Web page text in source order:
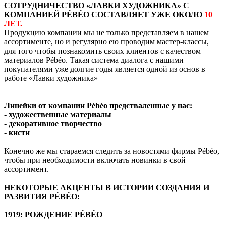
СОТРУДНИЧЕСТВО «ЛАВКИ ХУДОЖНИКА» С
КОМПАНИЕЙ PÉBÉO СОСТАВЛЯЕТ УЖЕ ОКОЛО 10
ЛЕТ.
Продукцию компании мы не только представляем в нашем
ассортименте, но и регулярно ею проводим мастер-классы,
для того чтобы познакомить своих клиентов с качеством
материалов Pébéo. Такая система диалога с нашими
покупателями уже долгие годы является одной из основ в
работе «Лавки художника»
Линейки от компании Pébéo предстваленные у нас:
- художественные материалы
- декоративное творчество
- кисти
Конечно же мы стараемся следить за новостями фирмы Pébéo,
чтобы при необходимости включать новинки в свой
ассортимент.
НЕКОТОРЫЕ АКЦЕНТЫ В ИСТОРИИ СОЗДАНИЯ И
РАЗВИТИЯ PÉBÉO:
1919: РОЖДЕНИЕ PÉBÉO